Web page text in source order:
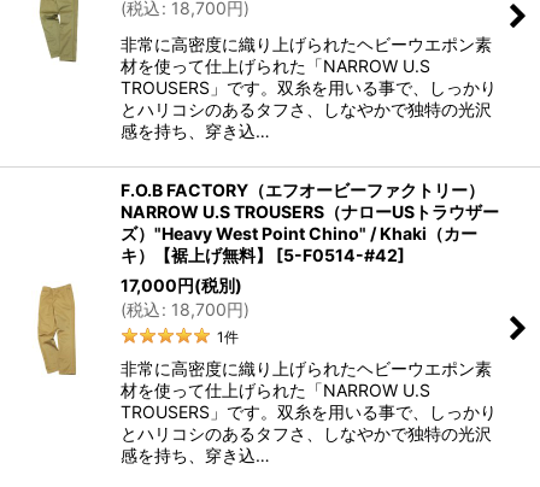
(税込: 18,700円)
非常に高密度に織り上げられたヘビーウエポン素
材を使って仕上げられた「NARROW U.S
TROUSERS」です。双糸を用いる事で、しっかり
とハリコシのあるタフさ、しなやかで独特の光沢
感を持ち、穿き込…
F.O.B FACTORY（エフオービーファクトリー）
NARROW U.S TROUSERS（ナローUSトラウザー
ズ）"Heavy West Point Chino" / Khaki（カー
キ）【裾上げ無料】
[5-F0514-#42]
17,000 円(税別)
(税込: 18,700円)
1件
非常に高密度に織り上げられたヘビーウエポン素
材を使って仕上げられた「NARROW U.S
TROUSERS」です。双糸を用いる事で、しっかり
とハリコシのあるタフさ、しなやかで独特の光沢
感を持ち、穿き込…